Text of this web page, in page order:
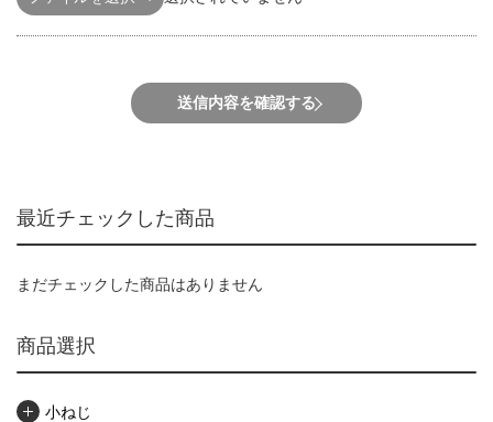
送信内容を確認する
最近チェックした商品
まだチェックした商品はありません
商品選択
小ねじ